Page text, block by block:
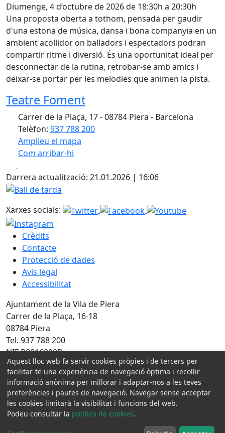
Diumenge, 4 d’octubre de 2026 de 18:30h a 20:30h
Una proposta oberta a tothom, pensada per gaudir
d'una estona de música, dansa i bona companyia en un
ambient acollidor on balladors i espectadors podran
compartir ritme i diversió. És una oportunitat ideal per
desconnectar de la rutina, retrobar-se amb amics i
deixar-se portar per les melodies que animen la pista.
Teatre Foment
Carrer de la Plaça, 17 - 08784 Piera - Barcelona
Telèfon: 937 788 200
Amplieu el mapa
Com arribar-hi
+
−
Darrera actualització: 21.01.2026 | 16:06
Ball de tarda
Xarxes socials:
Crèdits
Contacte
Protecció de dades
Avís legal
Accessibilitat
Ajuntament de la Vila de Piera
Carrer de la Plaça, 16-18
08784 Piera
Tel. 937 788 200
NIF P0816000D
Amb la col·laboració de:
Aquest lloc web fa servir cookies pròpies i de tercers per
facilitar-te una experiència de navegació òptima i recollir
informació anònima per millorar i adaptar-nos a les teves
preferències i pautes de navegació. Navegar sense acceptar
les cookies limitarà la visibilitat i funcions del web.
Podeu consultar la política de cookies.